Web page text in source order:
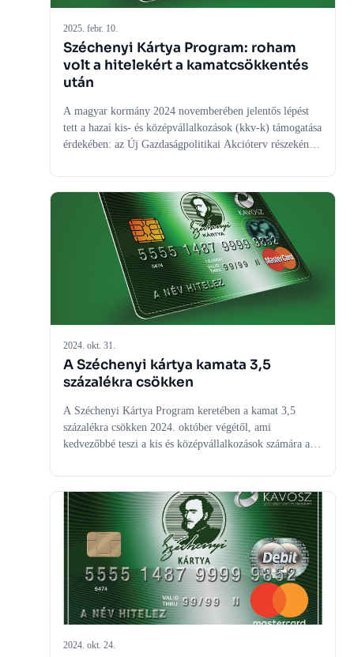
2025. febr. 10.
Széchenyi Kártya Program: roham
volt a hitelekért a kamatcsökkentés
után
A magyar kormány 2024 novemberében jelentős lépést
tett a hazai kis- és középvállalkozások (kkv-k) támogatása
érdekében: az Új Gazdaságpolitikai Akcióterv részeként
keretében a Széchenyi Kártya Program beruházási
hiteleinek kamatát a korábbi 5%-ról évi 3,5%-ra
csökkentette. A kormany.hu tájékoztatása szerint ez a
kamatcsökkentés jelentős könnyítést jelent a vállalkozások
számára, hiszen alacsonyabb finanszírozási költségek
mellett valósíthatják meg beruházásaikat, ami hozzájárul
a versenyképességük növeléséhez és a gazdasági
2024. okt. 31.
A Széchenyi kártya kamata 3,5
százalékra csökken
A Széchenyi Kártya Program keretében a kamat 3,5
százalékra csökken 2024. október végétől, ami
kedvezőbbé teszi a kis és középvállalkozások számára a
versenyképességének növelését, és a gazdasági stabilitás
erősítését, mivel a kisebb kamatteher csökkenti a
visszafizetési költségeket, és bátorítja a befektetéseket.
Szakértői elemzés.
2024. okt. 24.